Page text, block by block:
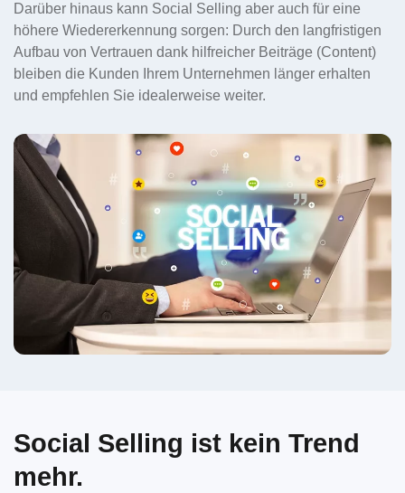
Darüber hinaus kann Social Selling aber auch für eine
höhere Wiedererkennung sorgen: Durch den langfristigen
Aufbau von Vertrauen dank hilfreicher Beiträge (Content)
bleiben die Kunden Ihrem Unternehmen länger erhalten
und empfehlen Sie idealerweise weiter.
Social Selling ist kein Trend
mehr.